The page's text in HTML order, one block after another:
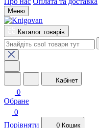
Меню
Каталог товарів
Кабінет
0
Обране
0
Порівняти
0 Кошик